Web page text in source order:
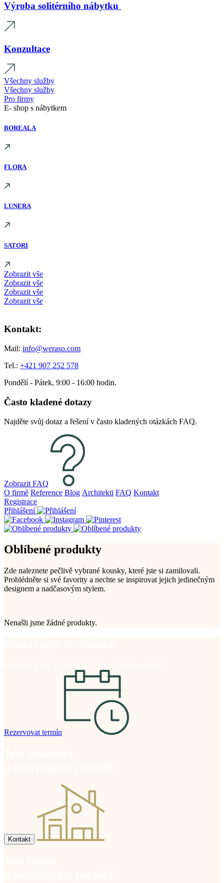
Výroba solitérního nábytku
Konzultace
Všechny služby
Všechny služby
Pro firmy
E- shop s nábytkem
BOREALA
FLORA
LUNERA
SATORI
Zobrazit vše
Zobrazit vše
Zobrazit vše
Zobrazit vše
Kontakt:
Mail: info@weraso.com
Tel.: +421 907 252 578
Pondělí - Pátek, 9:00 - 16:00 hodin.
Často kladené dotazy
Najděte svůj dotaz a řešení v často kladených otázkách FAQ.
Zobrazit FAQ
O firmě Reference Blog Architekti FAQ Kontakt
Registrace
Přihlášení
Oblíbené produkty
Zde naleznete pečlivě vybrané kousky, které jste si zamilovali.
Prohlédněte si své favority a nechte se inspirovat jejich jedinečným
designem a nadčasovým stylem.
Nenašli jsme žádné produkty.
Rezervovat termín
Kontakt